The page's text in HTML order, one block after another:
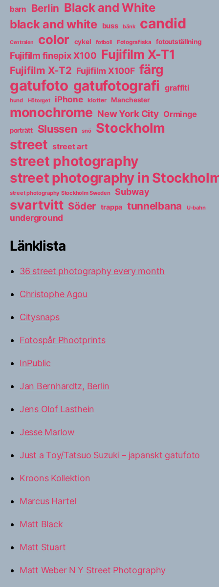
barn Berlin Black and White
black and white
buss bänk candid
Centralen color cykel fotboll Fotografiska fotoutställning
Fujifilm finepix X100 Fujifilm X-T1
Fujifilm X-T2 Fujifilm X100F färg
gatufoto gatufotografi graffiti
hund Hötorget iPhone klotter Manchester
monochrome New York City Orminge
porträtt Slussen snö Stockholm
street street art
street photography
street photography in
street photography Stockholm Sweden Subway
svartvitt Söder trappa tunnelbana U-bahn
underground
Länklista
36 street photography every month
Christophe Agou
Citysnaps
Fotospår Phootprints
InPublic
Jan Bernhardtz, Berlin
Jens Olof Lasthein
Jesse Marlow
Just a Toy/Tatsuo Suzuki – japanskt gatufoto
Kroons Kollektion
Marcus Hartel
Matt Black
Matt Stuart
Matt Weber N Y Street Photography